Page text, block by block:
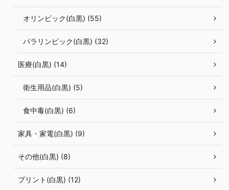
オリンピック(白黒) (55)
パラリンピック(白黒) (32)
医療(白黒) (14)
衛生用品(白黒) (5)
食中毒(白黒) (6)
家具・家電(白黒) (9)
その他(白黒) (8)
プリント(白黒) (12)